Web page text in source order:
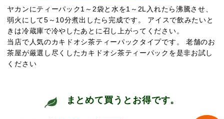
ヤカンにティーパック1～2袋と水を1～2L入れたら沸騰させ、
弱火にして5～10分煮出したら完成です。 アイスで飲みたいと
きは冷蔵庫で冷やしたあとに召し上がってください。
当店で人気のカキドオシ茶ティーパックタイプです。 老舗のお
茶屋が厳選し尽くしたカキドオシ茶ティーパックを是非お試し
ください
まとめて買うとお得です。